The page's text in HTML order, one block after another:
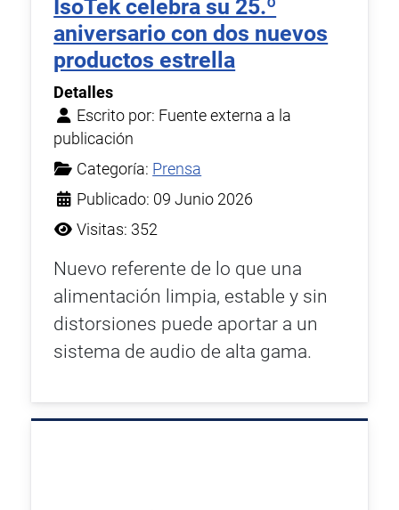
IsoTek celebra su 25.º
aniversario con dos nuevos
productos estrella
Detalles
Escrito por: Fuente externa a la
publicación
Categoría: Prensa
Publicado: 09 Junio 2026
Visitas: 352
Nuevo referente de lo que una
alimentación limpia, estable y sin
distorsiones puede aportar a un
sistema de audio de alta gama.